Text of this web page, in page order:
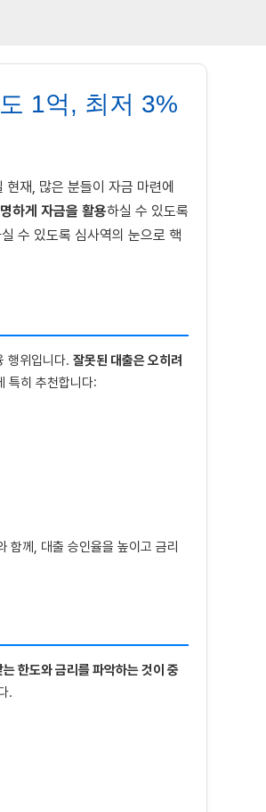
1억, 최저 3%
재, 많은 분들이 자금 마련에
하게 자금을 활용하실 수 있도록
수 있도록 심사역의 눈으로 핵
행위입니다. 잘못된 대출은 오히려
특히 추천합니다:
함께, 대출 승인율을 높이고 금리
한도와 금리를 파악하는 것이 중
.